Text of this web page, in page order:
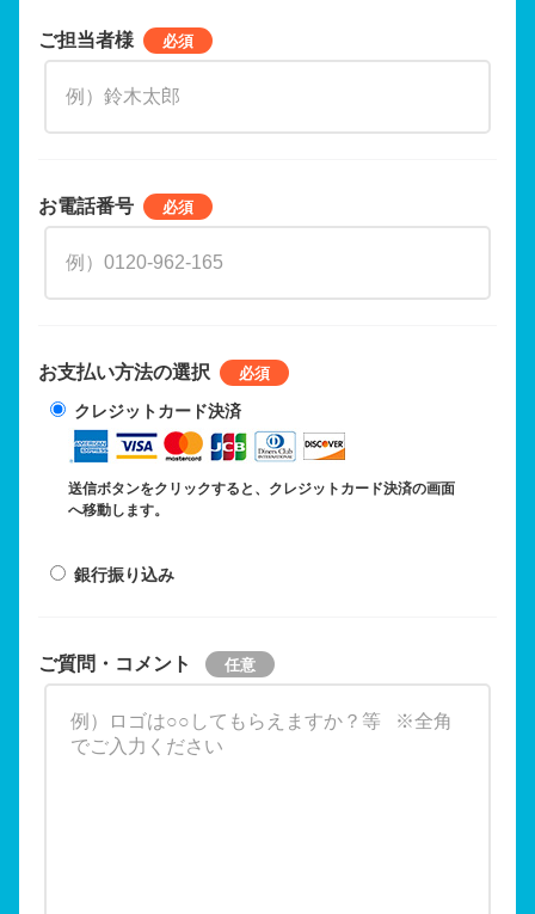
ご担当者様
お電話番号
お支払い方法の選択
クレジットカード決済
送信ボタンをクリックすると、クレジットカード決済の画面
へ移動します。
銀行振り込み
ご質問・コメント